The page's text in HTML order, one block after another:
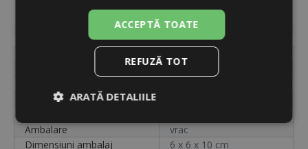
indisponibil
060162 (113.10127.00A)
Modalitate instalare
capilar
Ambalare
vrac
Dimensiuni ambalaj
6 x 6 x 10 cm
ACCEPTĂ TOATE
REFUZĂ TOT
ARATĂ DETALIILE
Strict
necesare
De
performanță
De
targetare